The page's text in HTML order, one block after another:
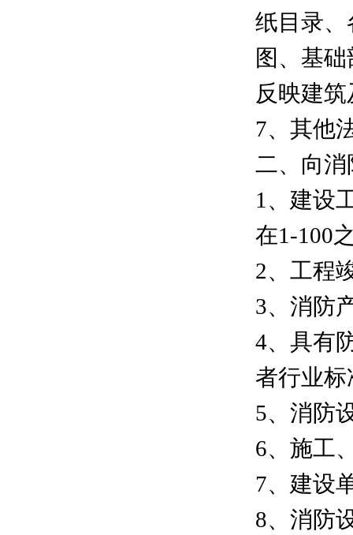
纸目录
图、基
反映建
7、其他
二、向
1、建设
在1-100
2、工程
3、消防
4、具有
者行业
5、消防
6、施工
7、建设
8、消防